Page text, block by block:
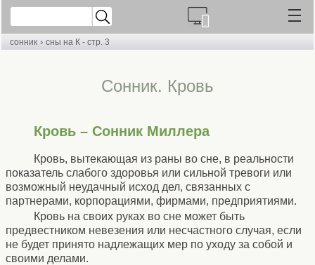
сонник › сны на К - стр. 3
Cонник. Кровь
Кровь – Сонник Миллера
Кровь, вытекающая из раны во сне, в реальности
показатель слабого здоровья или сильной тревоги или
возможный неудачный исход дел, связанных с
партнерами, корпорациями, фирмами, предприятиями.
Кровь на своих руках во сне может быть
предвестником невезения или несчастного случая, если
не будет принято надлежащих мер по уходу за собой и
своими делами.